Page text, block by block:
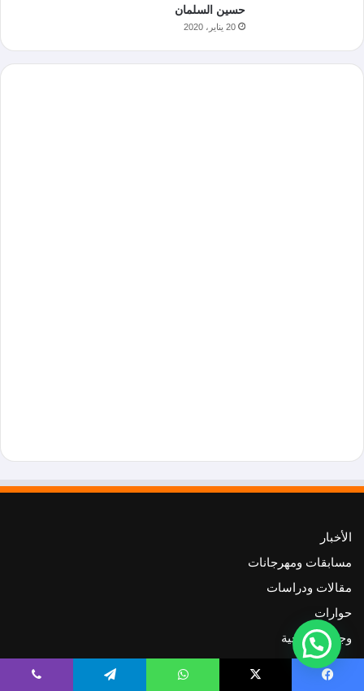
حسين السلمان
20 يناير، 2020
الأخبار
مسابقات ومهرجانات
مقالات ودراسات
حوارات
وجوه مسرحية
Follow us